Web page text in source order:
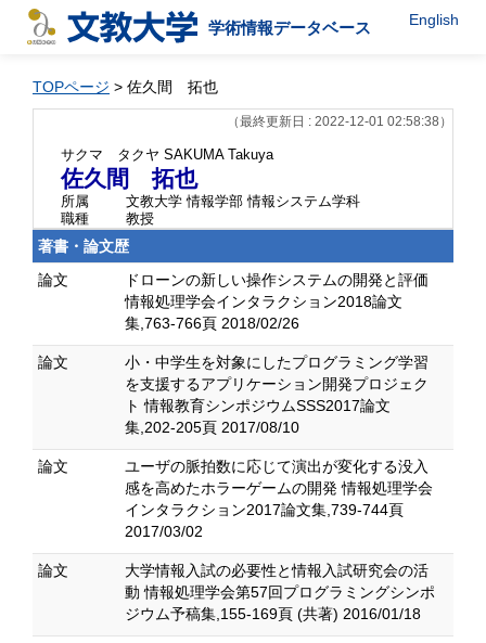
学術情報データベース English
TOPページ > 佐久間 拓也
（最終更新日 : 2022-12-01 02:58:38）
サクマ タクヤ SAKUMA Takuya
佐久間 拓也
所属
文教大学 情報学部 情報システム学科
職種
教授
著書・論文歴
論文
ドローンの新しい操作システムの開発と評価
情報処理学会インタラクション2018論文
集,763-766頁 2018/02/26
論文
小・中学生を対象にしたプログラミング学習
を支援するアプリケーション開発プロジェク
ト 情報教育シンポジウムSSS2017論文
集,202-205頁 2017/08/10
論文
ユーザの脈拍数に応じて演出が変化する没入
感を高めたホラーゲームの開発 情報処理学会
インタラクション2017論文集,739-744頁
2017/03/02
論文
大学情報入試の必要性と情報入試研究会の活
動 情報処理学会第57回プログラミングシンポ
ジウム予稿集,155-169頁 (共著) 2016/01/18